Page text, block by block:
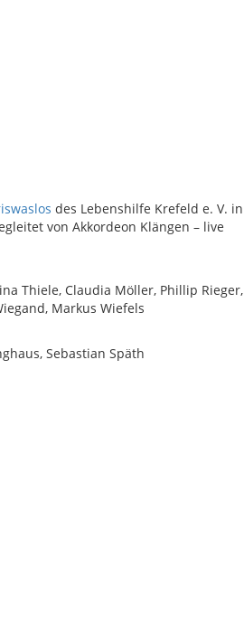
des Lebenshilfe Krefeld e. V. in
von Akkordeon Klängen – live
Thiele, Claudia Möller, Phillip Rieger,
Markus Wiefels
Sebastian Späth